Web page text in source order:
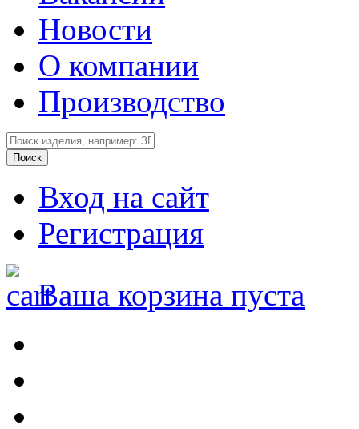
Новости
О компании
Производство
Вход на сайт
Регистрация
Ваша корзина пуста